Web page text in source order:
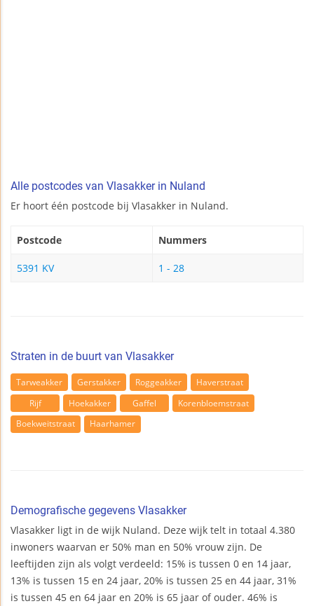
Alle postcodes van Vlasakker in Nuland
Er hoort één postcode bij Vlasakker in Nuland.
Postcode Nummers
5391 KV 1 - 28
Straten in de buurt van Vlasakker
Tarweakker Gerstakker Roggeakker
Haverstraat
Rijf
Hoekakker Gaffel
Korenbloemstraat
Boekweitstraat
Haarhamer
Demografische gegevens Vlasakker
Vlasakker ligt in de wijk Nuland. Deze wijk telt in totaal 4.380
inwoners waarvan er 50% man en 50% vrouw zijn. De
leeftijden zijn als volgt verdeeld: 15% is tussen 0 en 14 jaar,
13% is tussen 15 en 24 jaar, 20% is tussen 25 en 44 jaar, 31%
is tussen 45 en 64 jaar en 20% is 65 jaar of ouder. 46% is